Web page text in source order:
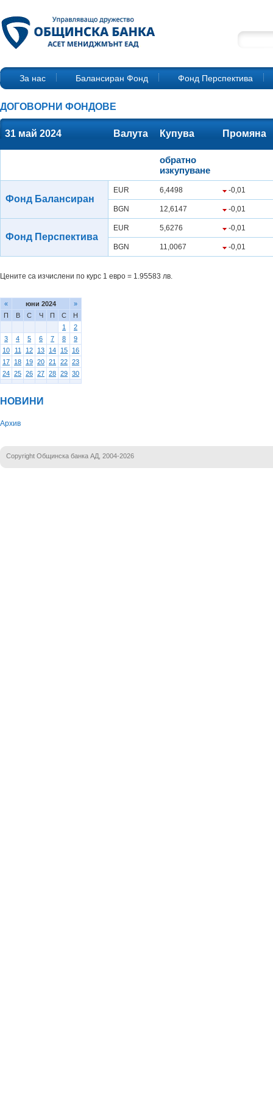
За нас Балансиран Фонд Фонд Перспектива
ДОГОВОРНИ ФОНДОВЕ
31 май 2024 Валута Купува Промяна
обратно
изкупуване
Фонд Балансиран
EUR 6,4498 -0,01
BGN 12,6147 -0,01
Фонд Перспектива
EUR 5,6276 -0,01
BGN 11,0067 -0,01
Цените са изчислени по курс 1 евро = 1.95583 лв.
« юни 2024
»
П
В С Ч П С
Н
1
2
3
4 5 6 7 8
9
10
11 12 13 14 15
16
17
18 19 20 21 22 23
24 25 26 27 28 29 30
НОВИНИ
Архив
Copyright Общинска банка АД, 2004-2026